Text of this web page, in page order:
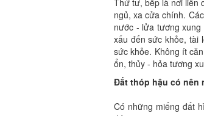
ngủ, xa cửa chính.
nước - lửa tương
xấu đến sức khỏe, tài
sức khỏe. Không ít
ổn, thủy - hỏa tương
Đất thóp hậu có nên
Có những miếng đất